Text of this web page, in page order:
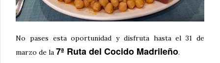
No pases esta oportunidad y disfruta hasta el 31 de
marzo de la 7ª Ruta del Cocido Madrileño.